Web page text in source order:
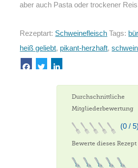
aber auch Pasta oder trockener
Rezeptart: Schweinefleisch Tags:
heiß geliebt, pikant-herzhaft,
Durchschnittliche
Mitgliederbewertung
(0 / 5)
Bewerte dieses Rezept